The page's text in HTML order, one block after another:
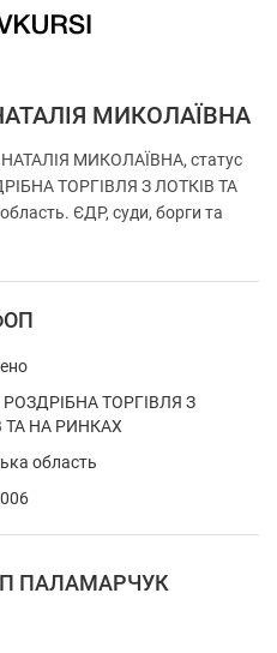
МИКОЛАЇВНА
МИКОЛАЇВНА, статус
ТОРГІВЛЯ З ЛОТКІВ ТА
ЄДР, суди, борги та
РОЗДРІБНА ТОРГІВЛЯ З
ТА НА РИНКАХ
область
ПАЛАМАРЧУК